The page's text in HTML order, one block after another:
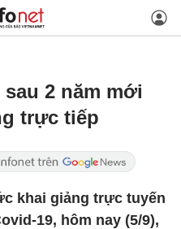
2 năm mới
trực tiếp
khai giảng trực tuyến
19, hôm nay (5/9),